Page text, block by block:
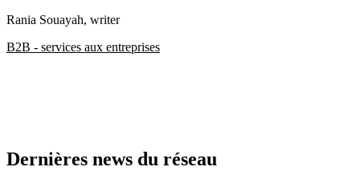
Rania Souayah, writer
B2B - services aux entreprises
Dernières news du réseau